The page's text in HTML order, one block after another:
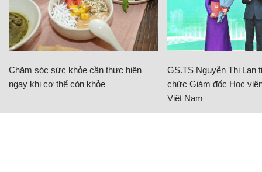
Chăm sóc sức khỏe cần thực hiện
ngay khi cơ thể còn khỏe
GS.TS Nguyễn Thị Lan
chức Giám đốc Học
Việt Nam